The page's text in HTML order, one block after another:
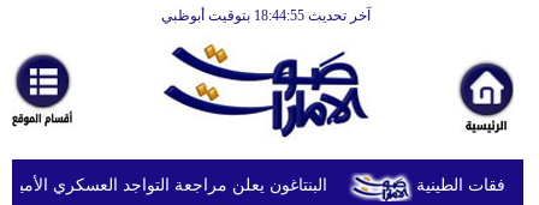
آخر تحديث 18:44:55 بتوقيت أبوظبي
أخبارعاجلة
رياضة
ثقافة البنتاغون يعلن مراجعة التواجد العسكري